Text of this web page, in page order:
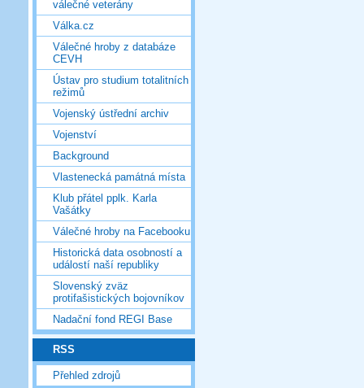
válečné veterány
Válka.cz
Válečné hroby z databáze
CEVH
Ústav pro studium totalitních
režimů
Vojenský ústřední archiv
Vojenství
Background
Vlastenecká památná místa
Klub přátel pplk. Karla
Vašátky
Válečné hroby na Facebooku
Historická data osobností a
událostí naší republiky
Slovenský zväz
protifašistických bojovníkov
Nadační fond REGI Base
RSS
Přehled zdrojů